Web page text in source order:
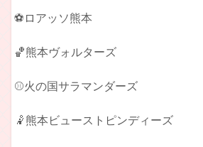
⚽ロアッソ熊本
🏀熊本ヴォルターズ
⚾火の国サラマンダーズ
🤾熊本ビューストピンディーズ